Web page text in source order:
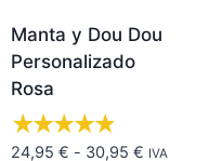
Manta y Dou Dou
Personalizado
Rosa
24,95 € - 30,95 €Rango
IVA